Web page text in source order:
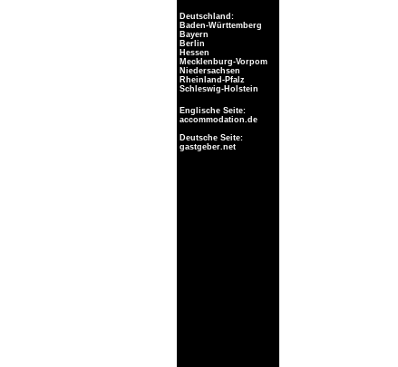
Deutschland:
Baden-Württemberg
Bayern
Berlin
Hessen
Mecklenburg-Vorpom
Niedersachsen
Rheinland-Pfalz
Schleswig-Holstein
Englische Seite:
accommodation.de
Deutsche Seite:
gastgeber.net